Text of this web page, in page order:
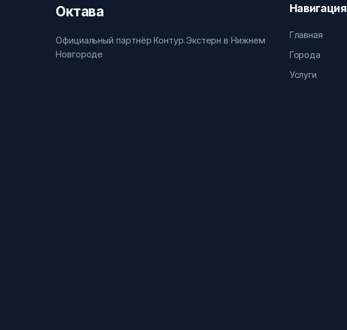
Октава
Официальный партнёр Контур.Экстерн в Нижнем
Новгороде
Навигация
Главная
Города
Услуги